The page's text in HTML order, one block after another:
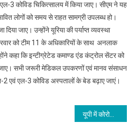
3 कोविड चिकित्सालय में किया जाए। सीएम ने यह
लोगों को समय से राहत सामग्री उपलब्ध हो।
जाए। उन्होंने यूरिया की पर्याप्त व्यवस्था
को टीम 11 के अधिकारियों के साथ अनलाक
कहा कि इन्टीग्रेटेड कमाण्ड एंड कंट्रोल सेंटर को
सभी जरूरी मेडिकल उपकरणों एवं मानव संसाधन
2 एवं एल-3 कोविड अस्पतालों के बेड बढ़ाए जाएं।
यूपी में कोरोना वायरस के 4600 नए मामले, अबतक 2335 की मौत